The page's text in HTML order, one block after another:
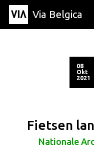
Via Belgica
08
Okt
2021
Fietsen
Nationale